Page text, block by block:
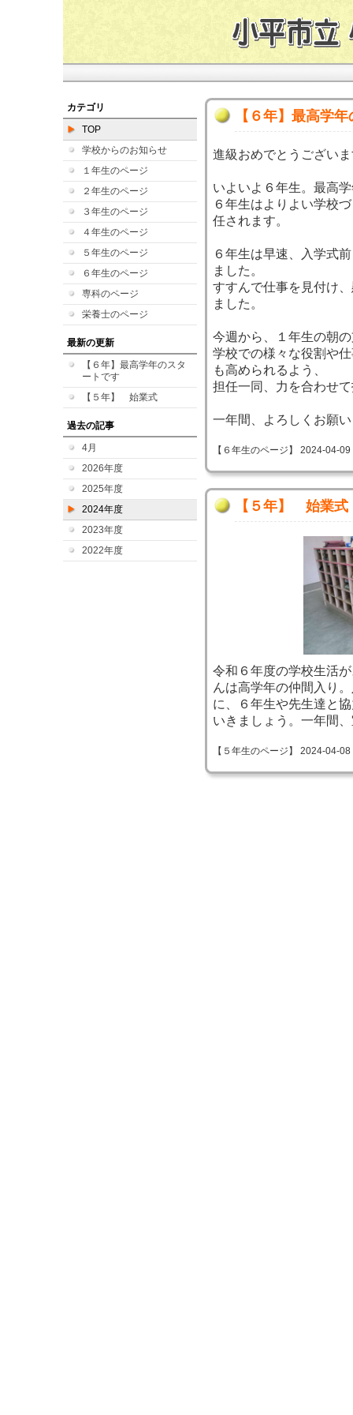
カテゴリ
TOP
学校からのお知らせ
１年生のページ
２年生のページ
３年生のページ
４年生のページ
５年生のページ
６年生のページ
専科のページ
栄養士のページ
最新の更新
【６年】最高学年のスタ
ートです
【５年】 始業式
過去の記事
4月
2026年度
2025年度
2024年度
2023年度
2022年度
【６年】最高学
進級おめでとうござい
いよいよ６年生。最高
６年生はよりよい学校
任されます。
６年生は早速、入学式
ました。
すすんで仕事を見付け
ました。
今週から、１年生の朝
学校での様々な役割や
も高められるよう、
担任一同、力を合わせ
一年間、よろしくお願
【６年生のページ】 2024-04-
【５年】 始業式
令和６年度の学校生活
んは高学年の仲間入り
に、６年生や先生達と
いきましょう。一年間
【５年生のページ】 2024-04-